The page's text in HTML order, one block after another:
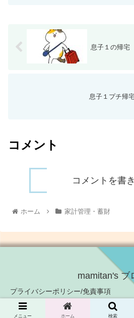
息子１の帰宅
息子１プチ帰
コメント
コメントを書
ホーム 家計管理・蓄財
mamitan's ブ
プライバシーポリシー/免責事項
© 2021 mamitan's
メニュー ホーム 検索